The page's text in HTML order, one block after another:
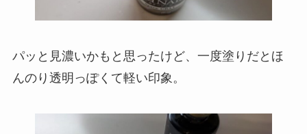
パッと見濃いかもと思ったけど、一度塗りだとほ
んのり透明っぽくて軽い印象。